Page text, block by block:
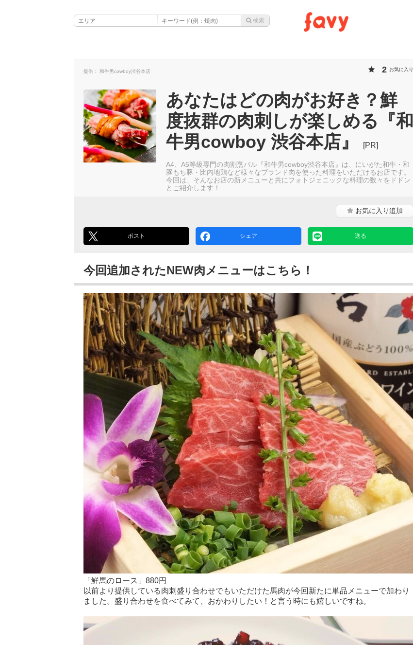
提供： 和牛男cowboy渋谷本店 2 お気に入り
あなたはどの肉がお好き？鮮
度抜群の肉刺しが楽しめる『和
牛男cowboy 渋谷本店』
[PR]
A4、A5等級専門の肉割烹バル『和牛男cowboy渋谷本店』は、にいがた和牛・和
豚もち豚・比内地鶏など様々なブランド肉を使った料理をいただけるお店です。
今回は、そんなお店の新メニューと共にフォトジェニックな料理の数々をドドン
とご紹介します！
お気に入り追加
ポスト シェア 送る
今回追加されたNEW肉メニューはこちら！
「鮮馬のロース」880円
以前より提供している肉刺盛り合わせでもいただけた馬肉が今回新たに単品メニューで加わり
ました。盛り合わせを食べてみて、おかわりしたい！と言う時にも嬉しいですね。